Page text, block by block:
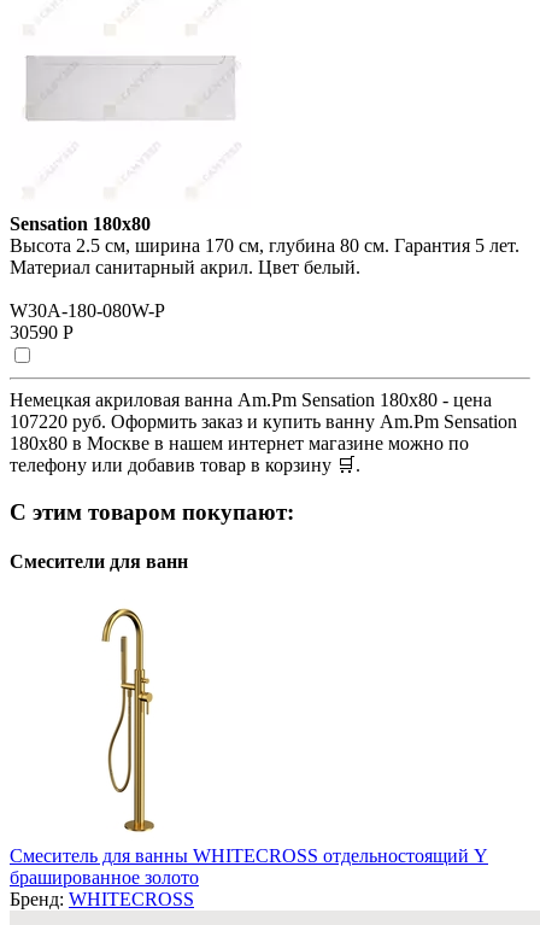
Sensation 180х80
Высота 2.5 см, ширина 170 см, глубина 80 см. Гарантия 5 лет.
Материал санитарный акрил. Цвет белый.
W30A-180-080W-P
30590 Р
Немецкая акриловая ванна Am.Pm Sensation 180х80 - цена
107220 руб. Оформить заказ и купить ванну Am.Pm Sensation
180х80 в Москве в нашем интернет магазине можно по
телефону или добавив товар в корзину 🛒.
С этим товаром покупают:
Смесители для ванн
Смеситель для ванны WHITECROSS отдельностоящий Y
брашированное золото
Бренд: WHITECROSS